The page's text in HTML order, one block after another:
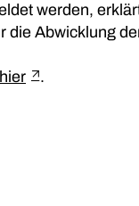
werden,
Abwicklung
hier .